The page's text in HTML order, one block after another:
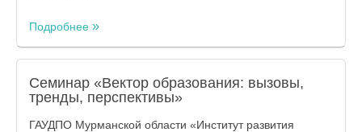
Подробнее
Семинар «Вектор образования: вызовы,
тренды, перспективы»
ГАУДПО Мурманской области «Институт развития